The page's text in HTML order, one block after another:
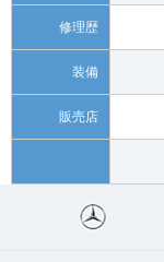
修理歴
装備
販売店